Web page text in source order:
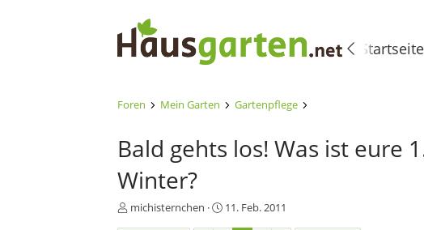
Startseite
Foren Mein Garten Gartenpflege
Bald gehts los! Was ist eure
Winter?
E
michisternchen
E11. Feb. 2011